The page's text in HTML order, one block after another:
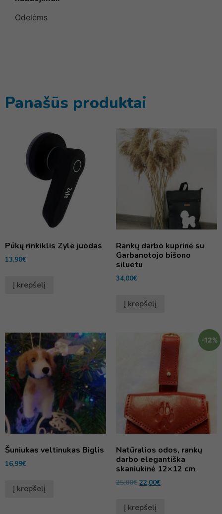
Odelėms
Panašūs produktai
Pūkų rinkiklis Zyle juodas
13,90€
Į krepšelį
Rankų darbo kuprinė su
Garbanotojo bišono
siluetu
34,00€
Į krepšelį
Šuniukas veltinukas Biglis
16,99€
Į krepšelį
-12%
Natūralios odos, rankų
darbo elegantiška
skaniukinė 12×12 cm
25,00€ 22,00€
Į krepšelį